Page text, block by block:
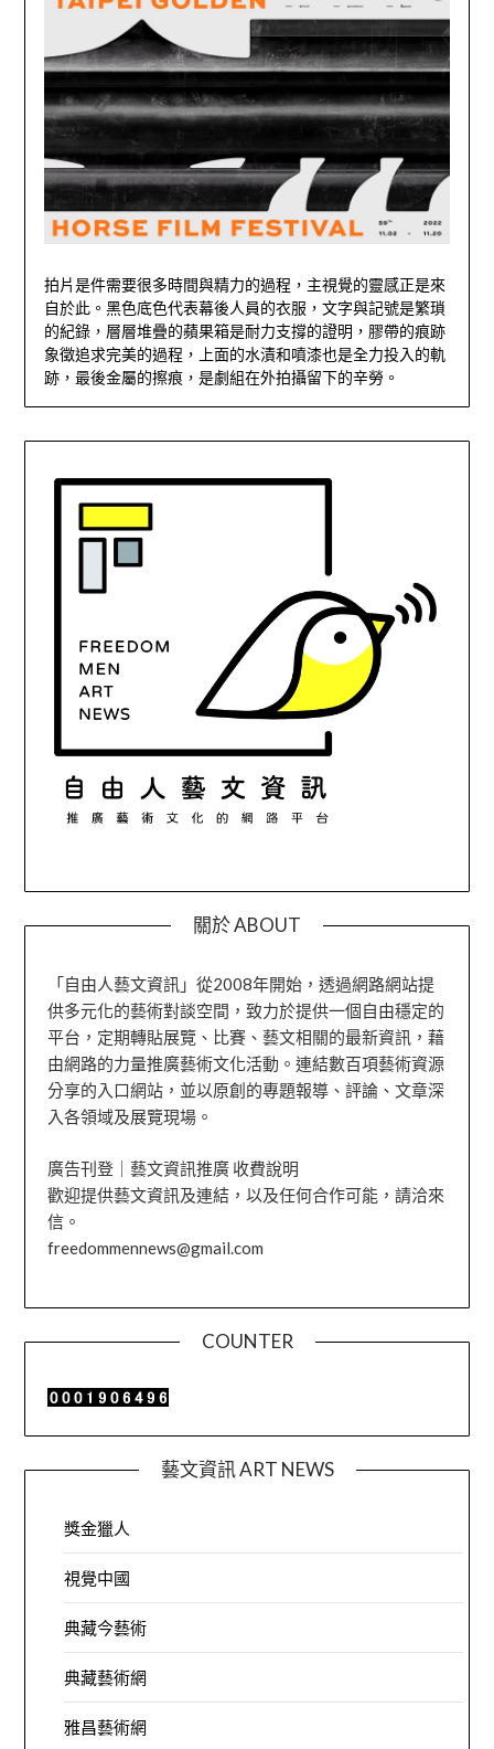
拍片是件需要很多時間與精力的過程，主視覺的靈感正是來
自於此。黑色底色代表幕後人員的衣服，文字與記號是繁瑣
的紀錄，層層堆疊的蘋果箱是耐力支撐的證明，膠帶的痕跡
象徵追求完美的過程，上面的水漬和噴漆也是全力投入的軌
跡，最後金屬的擦痕，是劇組在外拍攝留下的辛勞。
關於 ABOUT
「自由人藝文資訊」從2008年開始，透過網路網站提
供多元化的藝術對談空間，致力於提供一個自由穩定的
平台，定期轉貼展覽、比賽、藝文相關的最新資訊，藉
由網路的力量推廣藝術文化活動。連結數百項藝術資源
分享的入口網站，並以原創的專題報導、評論、文章深
入各領域及展覽現場。
廣告刊登｜藝文資訊推廣 收費說明
歡迎提供藝文資訊及連結，以及任何合作可能，請洽來
信。
freedommennews@gmail.com
COUNTER
藝文資訊 ART NEWS
獎金獵人
視覺中國
典藏今藝術
典藏藝術網
雅昌藝術網